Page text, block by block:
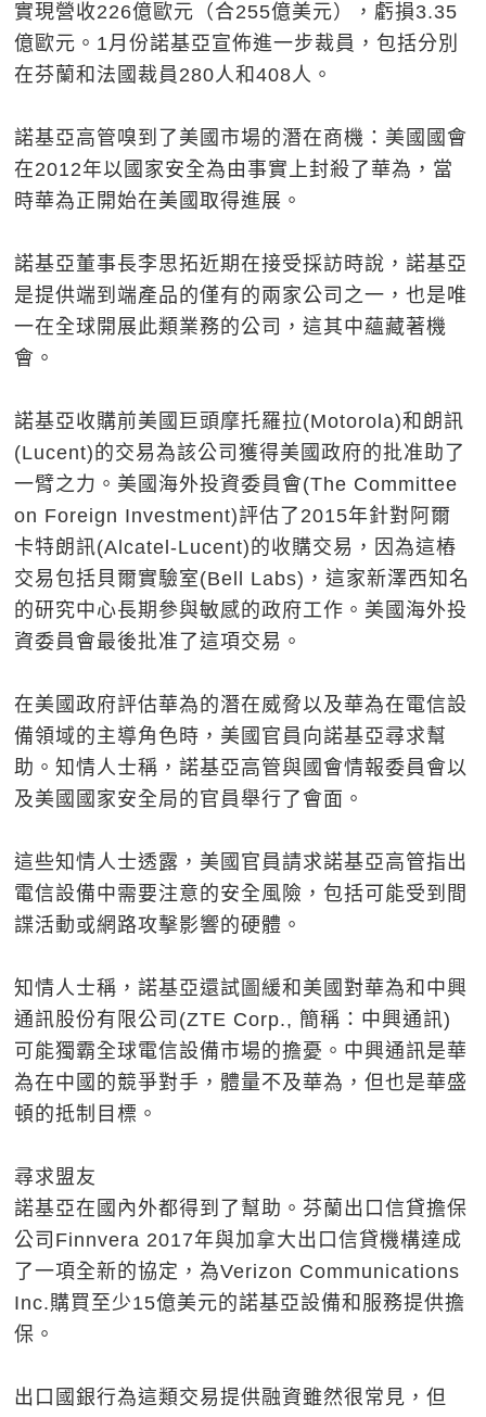
實現營收226億歐元（合255億美元），虧損3.35
億歐元。1月份諾基亞宣佈進一步裁員，包括分別
在芬蘭和法國裁員280人和408人。
諾基亞高管嗅到了美國市場的潛在商機：美國國會
在2012年以國家安全為由事實上封殺了華為，當
時華為正開始在美國取得進展。
諾基亞董事長李思拓近期在接受採訪時說，諾基亞
是提供端到端產品的僅有的兩家公司之一，也是唯
一在全球開展此類業務的公司，這其中蘊藏著機
會。
諾基亞收購前美國巨頭摩托羅拉(Motorola)和朗訊
(Lucent)的交易為該公司獲得美國政府的批准助了
一臂之力。美國海外投資委員會(The Committee
on Foreign Investment)評估了2015年針對阿爾
卡特朗訊(Alcatel-Lucent)的收購交易，因為這樁
交易包括貝爾實驗室(Bell Labs)，這家新澤西知名
的研究中心長期參與敏感的政府工作。美國海外投
資委員會最後批准了這項交易。
在美國政府評估華為的潛在威脅以及華為在電信設
備領域的主導角色時，美國官員向諾基亞尋求幫
助。知情人士稱，諾基亞高管與國會情報委員會以
及美國國家安全局的官員舉行了會面。
這些知情人士透露，美國官員請求諾基亞高管指出
電信設備中需要注意的安全風險，包括可能受到間
諜活動或網路攻擊影響的硬體。
知情人士稱，諾基亞還試圖緩和美國對華為和中興
通訊股份有限公司(ZTE Corp., 簡稱：中興通訊)
可能獨霸全球電信設備市場的擔憂。中興通訊是華
為在中國的競爭對手，體量不及華為，但也是華盛
頓的抵制目標。
尋求盟友
諾基亞在國內外都得到了幫助。芬蘭出口信貸擔保
公司Finnvera 2017年與加拿大出口信貸機構達成
了一項全新的協定，為Verizon Communications
Inc.購買至少15億美元的諾基亞設備和服務提供擔
保。
出口國銀行為這類交易提供融資雖然很常見，但